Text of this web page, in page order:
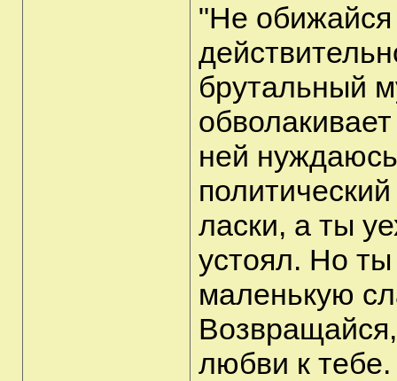
"Не
брутальный
ней
ласки, а ты
устоял. Но
маленькую
любви к